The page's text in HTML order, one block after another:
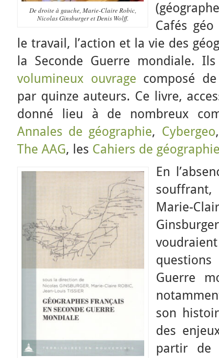
De droite à gauche, Marie-Claire Robic,
Nicolas Ginsburger et Denis Wolff.
Cafés
le travail, l’action et la vie des
la Seconde Guerre mondiale.
volumineux ouvrage composé
par quinze auteurs. Ce livre,
donné lieu à de nombreux
Annales de géographie, Cybergeo
The AAG, les Cahiers de
En
Marie-
Guerre
son
des
partir de